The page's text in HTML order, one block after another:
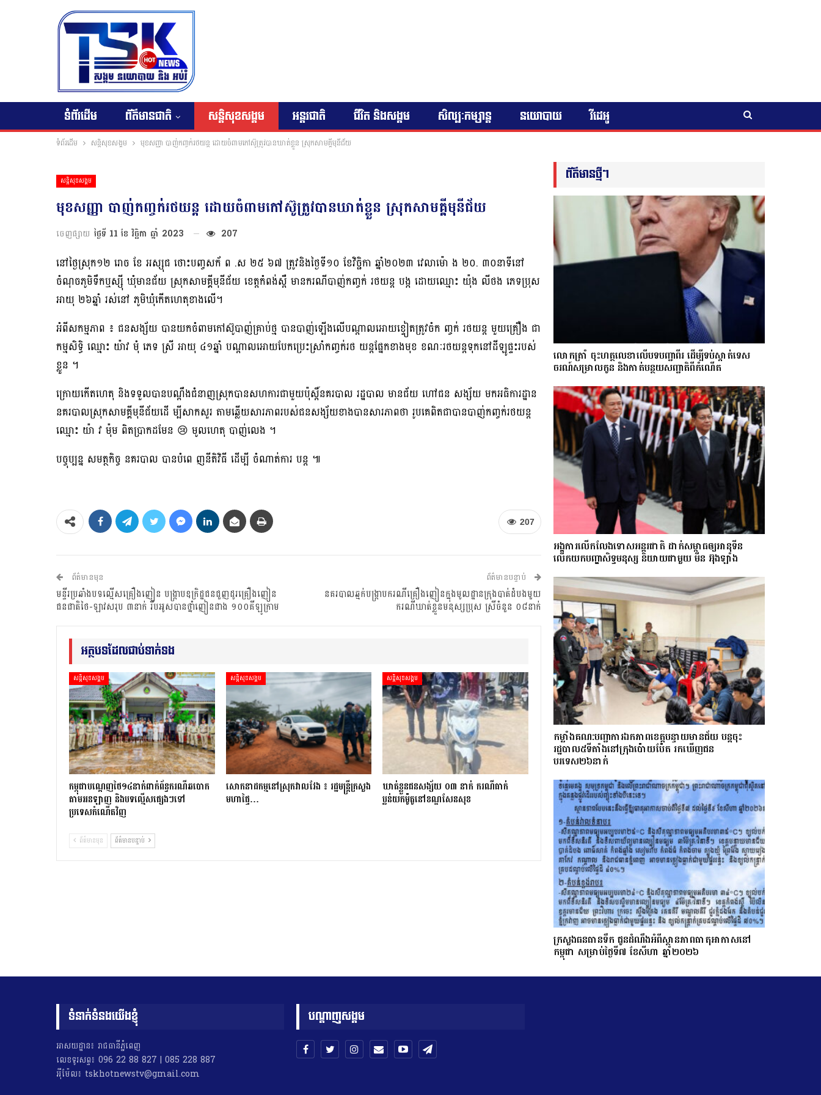
ទំព័រដើម ព័ត៌មានជាតិ សន្តិសុខសង្គម អន្តរជាតិ ជីវិត និងសង្គម សិល្បៈកម្សាន្ត នយោបាយ វីដេអូ
ទំព័រដើម សន្តិសុខសង្គម មុខសញ្ញា បាញ់កញ្ចក់រថយន្ដ ដោយចំពាមកៅស៊ូត្រូវបានឃាត់ខ្លួន ស្រុកសាមគ្គីមុនីជ័យ
សន្តិសុខសង្គម
មុខសញ្ញា បាញ់កញ្ចក់រថយន្ដ ដោយចំពាមកៅស៊ូត្រូវបានឃាត់ខ្លួន ស្រុកសាមគ្គីមុនីជ័យ
ចេញផ្សាយ ថ្ងៃទី 11 ខែ វិច្ឆិកា ឆ្នាំ 2023 207
នៅថ្ងៃស្រុក១២ រោច ខែ អស្សុជ ថោះបញ្ចសក័ ព .ស ២៥ ៦៧ ត្រូវនិងថ្ងៃទី១០ ខែវិច្ជិកា ឆ្នាំ២០២៣ វេលាម៉ោ ង ២០. ៣០នាទីនៅ
ចំណុចភូមិទឹកឬស្សុី ឃុំមានជ័យ ស្រុកសាមគ្គីមុនីជ័យ ខេត្តកំពង់ស្ពឺ មានករណីបាញ់កញ្ចក់ រថយន្ត បង្ក ដោយឈ្មោះ យ៉ុង លីថង ភេទប្រុស
អាយុ ២៦ឆ្នាំ រស់នៅ ភូមិឃុំកើតហេតុខាងលើ។
អំពីសកម្មភាព ៖ ជនសង្ស័យ បានយកចំពាមកៅស៊ូបាញ់គ្រាប់ថ្ម បានបាញ់ឡេីងលេីបណ្ដាលអោយខ្ទៀតត្រូវចំក ញ្ចក់ រថយន្ត មួយគ្រឿង ជា
កម្មសិទ្ធិ ឈ្មោះ យ៉ាវ មុំ ភេទ ស្រី អាយុ ៤១ឆ្នាំ បណ្តាលអោយបែកប្រេះស្រាំកញ្ចក់រថ យន្តផ្នែកខាងមុខ ខណៈរថយន្តទុកនៅដីឡូផ្ទះរបស់
ខ្លួន ។
ក្រោយកេីតហេតុ និងទទួលបានបណ្ដឹងជំនាញស្រុកបានសហការជាមួយប៉ុស្តិ៍នគរបាល រដ្ឋបាល មានជ័យ ហៅជន សង្ស័យ មកអធិការដ្ឋាន
នគរបាលស្រុកសាមគ្គីមុនីជ័យដេី ម្បីសាកសួរ តាមឆ្លើយសារភាពរបស់ជនសង្ស័យខាងបានសារភាពថា រូបគេពិតជាបានបាញ់កញ្ចក់រថយន្ត
ឈ្មោះ យ៉ា វ ម៉ុម ពិតប្រាកដមែន 😢 មូលហេតុ បាញ់លេង ។
បច្ចុប្បន្ន សមត្ថកិច្ច នគរបាល បានបំពេ ញនីតិវិធី ដេីម្បី ចំណាត់ការ បន្ដ ៕
207
ព័ត៌មានមុន
មន្ទីរប្រឆាំងបទល្មើសគ្រឿងញៀន បង្ក្រាបឧក្រិដ្ឋជនជួញដូរគ្រឿងញៀន
ជនជាតិថៃ-ឡាវសរុប ៣នាក់ រឹបអូសបានថ្នាំញៀនជាង ១០០គីឡូក្រាម
ព័ត៌មានបន្ទាប់
នគរបាលឆ្មក់បង្រ្កាបករណីគ្រឿងញៀនក្នុងមូលដ្ឋានក្រុងបាត់ដំបងមួយ
ករណីឃាត់ខ្លួនមនុស្សប្រុស ស្រីចំនួន ០៨នាក់
អត្ថបទដែលជាប់ទាក់ទង
សន្តិសុខសង្គម
កម្ពុជាបណ្ដេញថៃ១៤នាក់ពាក់ព័ន្ធករណីឆបោក
តាមអនឡាញ និងបទល្មើសផ្សេងៗទៅ
ប្រទេសកំណើតវិញ
សន្តិសុខសង្គម
សោកនាដកម្ម​នៅ​ស្រុក​វាល​វែង ៖ រដ្ឋមន្ត្រី​ក្រសួង
មហាផ្ទៃ…
សន្តិសុខសង្គម
ឃាត់ខ្លួនជនសង្ស័យ ០៣ នាក់ ករណីធាក់
ប្លន់យកម៉ូតូនៅខណ្ឌសែនសុខ
ព័ត៌មានមុន ព័ត៌មានបន្ទាប់
ព័ត៌មានថ្មីៗ
លោក​ត្រាំ ចុះហត្ថលេខាលើបទបញ្ជាពីរ ដើម្បីទប់ស្កាត់ទេស​
ចរណ៍សម្រាលកូន និងកាត់បន្ថយសញ្ជាតិពីកំណើត
អង្គការលើកលែងទោសអន្តរជាតិ ដាក់សម្ពាធឲ្យអានុទីន
លើកយកបញ្ហាសិទ្ធមនុស្ស និយាយជាមួយ មីន អ៊ុងឡាំង
កម្លាំងគណ:បញ្ជាការឯកភាពខេត្តបន្ទាយមានជ័យ បន្តចុះ
រដ្ឋបាល៥ទីតាំងនៅក្រុងប៉ោយប៉ែត រកឃើញជន
បរទេស២៦នាក់
ក្រសួងធនធានទឹក ជូនដំណឹងអំពីស្ថានភាពធាតុអាកាសនៅ
កម្ពុជា សម្រាប់ថ្ងៃទី៧ ខែសីហា ឆ្នាំ២០២៦
ទំនាក់ទំនងយើងខ្ញុំ
អាសយដ្ឋាន៖ រាជធានីភ្នំពេញ
លេខទូរសព្ទ៖ 096 22 88 827 | 085 228 887
អុីម៉ែល៖ tskhotnewstv@gmail.com
បណ្តាញសង្គម